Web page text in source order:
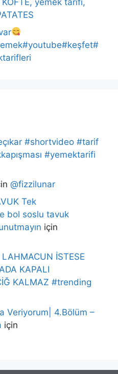
yemek tarifi,
#shortvideo #tarif
#yemektarifi
@fizzilunar
Tek
bol soslu tavuk
için
İSTESE
KAPALI
KALMAZ #trending
Veriyorum| 4.Bölüm –
için